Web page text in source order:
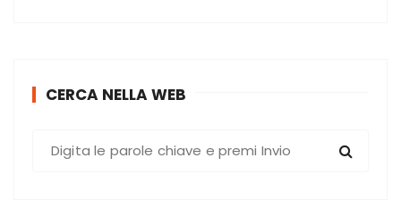
CERCA NELLA WEB